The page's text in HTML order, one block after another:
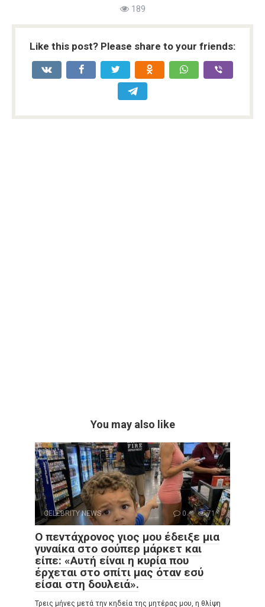
189
Like this post? Please share to your friends:
You may also like
CELEBRITY NEWS 0 71
Ο πεντάχρονος γιος μου έδειξε μια
γυναίκα στο σούπερ μάρκετ και
είπε: «Αυτή είναι η κυρία που
έρχεται στο σπίτι μας όταν εσύ
είσαι στη δουλειά».
Τρεις μήνες μετά την κηδεία της μητέρας μου, η θλίψη